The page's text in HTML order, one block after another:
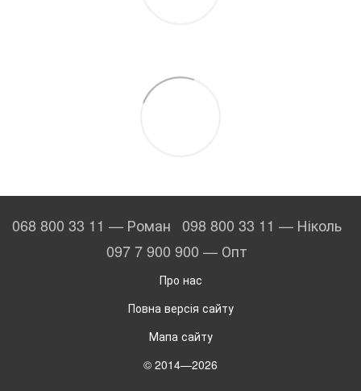
068 800 33 11 — Роман 098 800 33 11 — Ніколь
097 7 900 900 — Опт
Про нас
Повна версія сайту
Мапа сайту
© 2014—2026